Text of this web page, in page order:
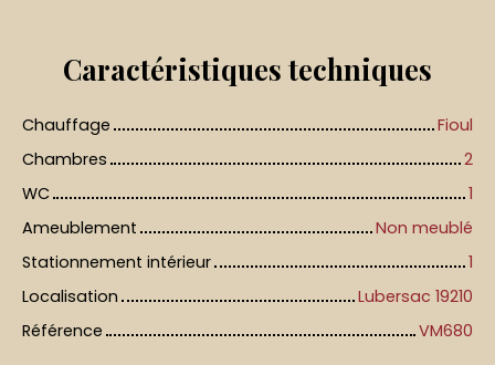
Caractéristiques techniques
Chauffage
Fioul
Chambres
2
WC
1
Ameublement
Non meublé
Stationnement intérieur
1
Localisation
Lubersac 19210
Référence
VM680